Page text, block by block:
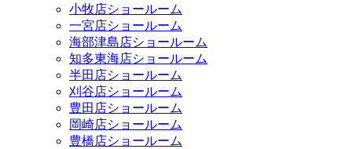
小牧店ショールーム
一宮店ショールーム
海部津島店ショールーム
知多東海店ショールーム
半田店ショールーム
刈谷店ショールーム
豊田店ショールーム
岡崎店ショールーム
豊橋店ショールーム